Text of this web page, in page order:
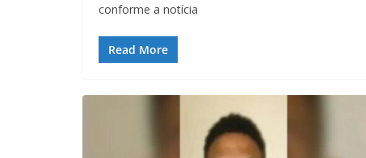
conforme a notícia
Read More